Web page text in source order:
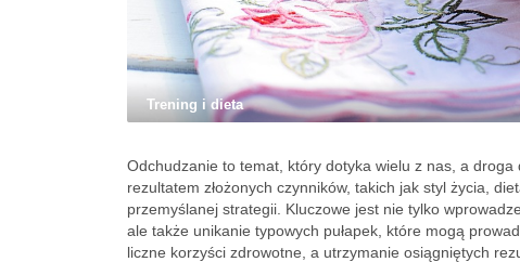
Trening i dieta
Odchudzanie to temat, który dotyka wielu z nas, a
rezultatem złożonych czynników, takich jak styl życia,
przemyślanej strategii. Kluczowe jest nie tylko
ale także unikanie typowych pułapek, które mogą
liczne korzyści zdrowotne, a utrzymanie osiągniętych